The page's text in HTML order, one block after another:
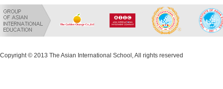
Copyright © 2013 The Asian International School, All rights reserved